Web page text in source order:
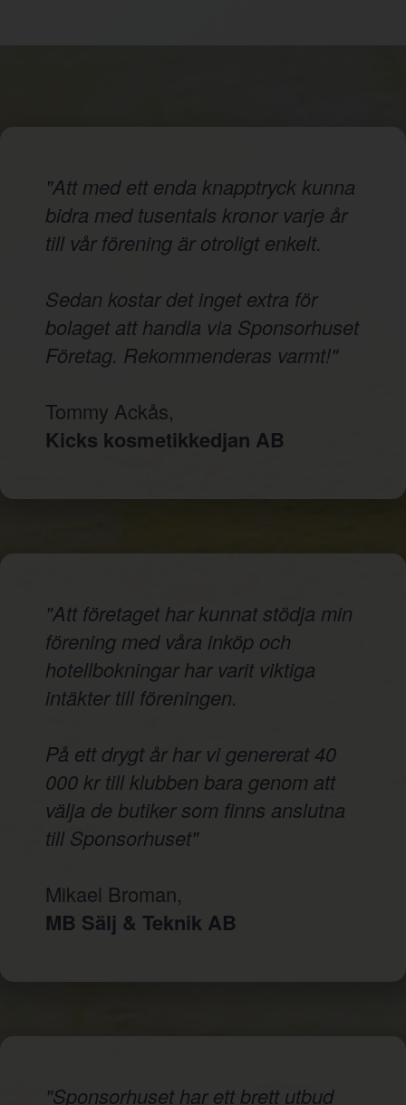
"Att med ett enda knapptryck kunna
bidra med tusentals kronor varje år
till vår förening är otroligt enkelt.
Sedan kostar det inget extra för
bolaget att handla via Sponsorhuset
Företag. Rekommenderas varmt!"
Tommy Ackås,
Kicks kosmetikkedjan AB
"Att företaget har kunnat stödja min
förening med våra inköp och
hotellbokningar har varit viktiga
intäkter till föreningen.
På ett drygt år har vi genererat 40
000 kr till klubben bara genom att
välja de butiker som finns anslutna
till Sponsorhuset"
Mikael Broman,
MB Sälj & Teknik AB
"Sponsorhuset har ett brett utbud